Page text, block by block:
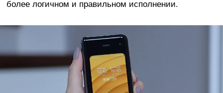
более логичном и правильном исполнении.